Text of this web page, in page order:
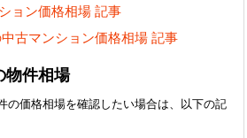
ョン価格相場 記事
古マンション価格相場 記事
物件相場
の価格相場を確認したい場合は、以下の記